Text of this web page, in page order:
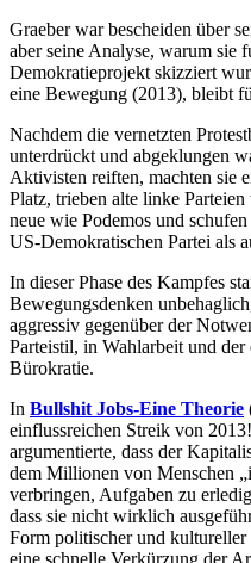
Graeber war bescheiden über
aber seine Analyse, warum sie
Demokratieprojekt skizziert
eine Bewegung (2013), bleibt
Nachdem die vernetzten
unterdrückt und abgeklungen
Aktivisten reiften, machten sie
Platz, trieben alte linke
neue wie Podemos und
US-Demokratischen Partei als
In dieser Phase des Kampfes
Bewegungsdenken
aggressiv gegenüber der
Parteistil, in Wahlarbeit und
Bürokratie.
In Bullshit Jobs-Eine Theorie
einflussreichen Streik von
argumentierte, dass der
dem Millionen von Menschen
verbringen, Aufgaben zu
dass sie nicht wirklich
Form politischer und
eine schnelle Verkürzung der